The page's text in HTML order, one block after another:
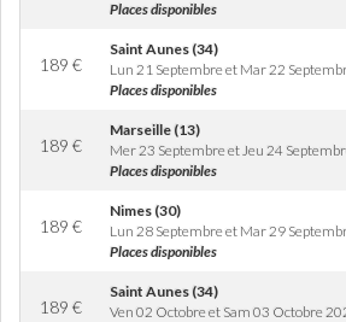
Places disponibles
189 €
Saint Aunes (34)
Lun 21 Septembre et Mar 22
Places disponibles
189 €
Marseille (13)
Mer 23 Septembre et Jeu 24
Places disponibles
189 €
Nimes (30)
Lun 28 Septembre et Mar 29
Places disponibles
189 €
Saint Aunes (34)
Ven 02 Octobre et Sam 03 Octobre